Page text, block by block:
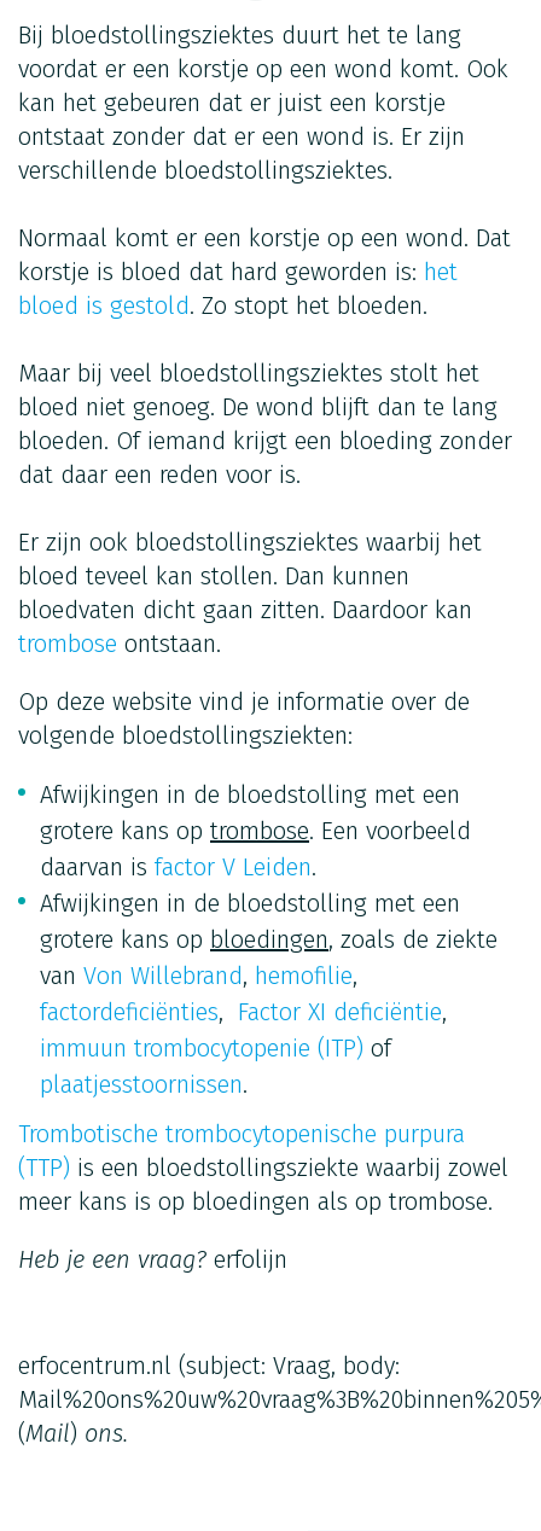
Bij bloedstollingsziektes duurt het te lang
voordat er een korstje op een wond komt. Ook
kan het gebeuren dat er juist een korstje
ontstaat zonder dat er een wond is. Er zijn
verschillende bloedstollingsziektes.
Normaal komt er een korstje op een wond. Dat
korstje is bloed dat hard geworden is: het
bloed is gestold. Zo stopt het bloeden.
Maar bij veel bloedstollingsziektes stolt het
bloed niet genoeg. De wond blijft dan te lang
bloeden. Of iemand krijgt een bloeding zonder
dat daar een reden voor is.
Er zijn ook bloedstollingsziektes waarbij het
bloed teveel kan stollen. Dan kunnen
bloedvaten dicht gaan zitten. Daardoor kan
trombose ontstaan.
Op deze website vind je informatie over de
volgende bloedstollingsziekten:
Afwijkingen in de bloedstolling met een
grotere kans op trombose. Een voorbeeld
daarvan is factor V Leiden.
Afwijkingen in de bloedstolling met een
grotere kans op bloedingen, zoals de ziekte
van Von Willebrand, hemofilie,
factordeficiënties, Factor XI deficiëntie,
immuun trombocytopenie (ITP) of
plaatjesstoornissen.
Trombotische trombocytopenische purpura
(TTP) is een bloedstollingsziekte waarbij zowel
meer kans is op bloedingen als op trombose.
Heb je een vraag? erfolijn
erfocentrum.nl (subject: Vraag, body:
(Mail) ons.